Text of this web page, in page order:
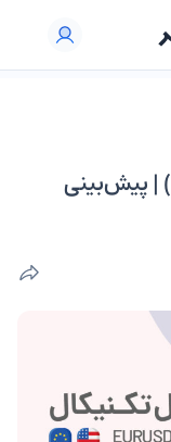
بررسی چارت EURUSD (۶ دی ۱۴۰۲) | پیش‌بینی